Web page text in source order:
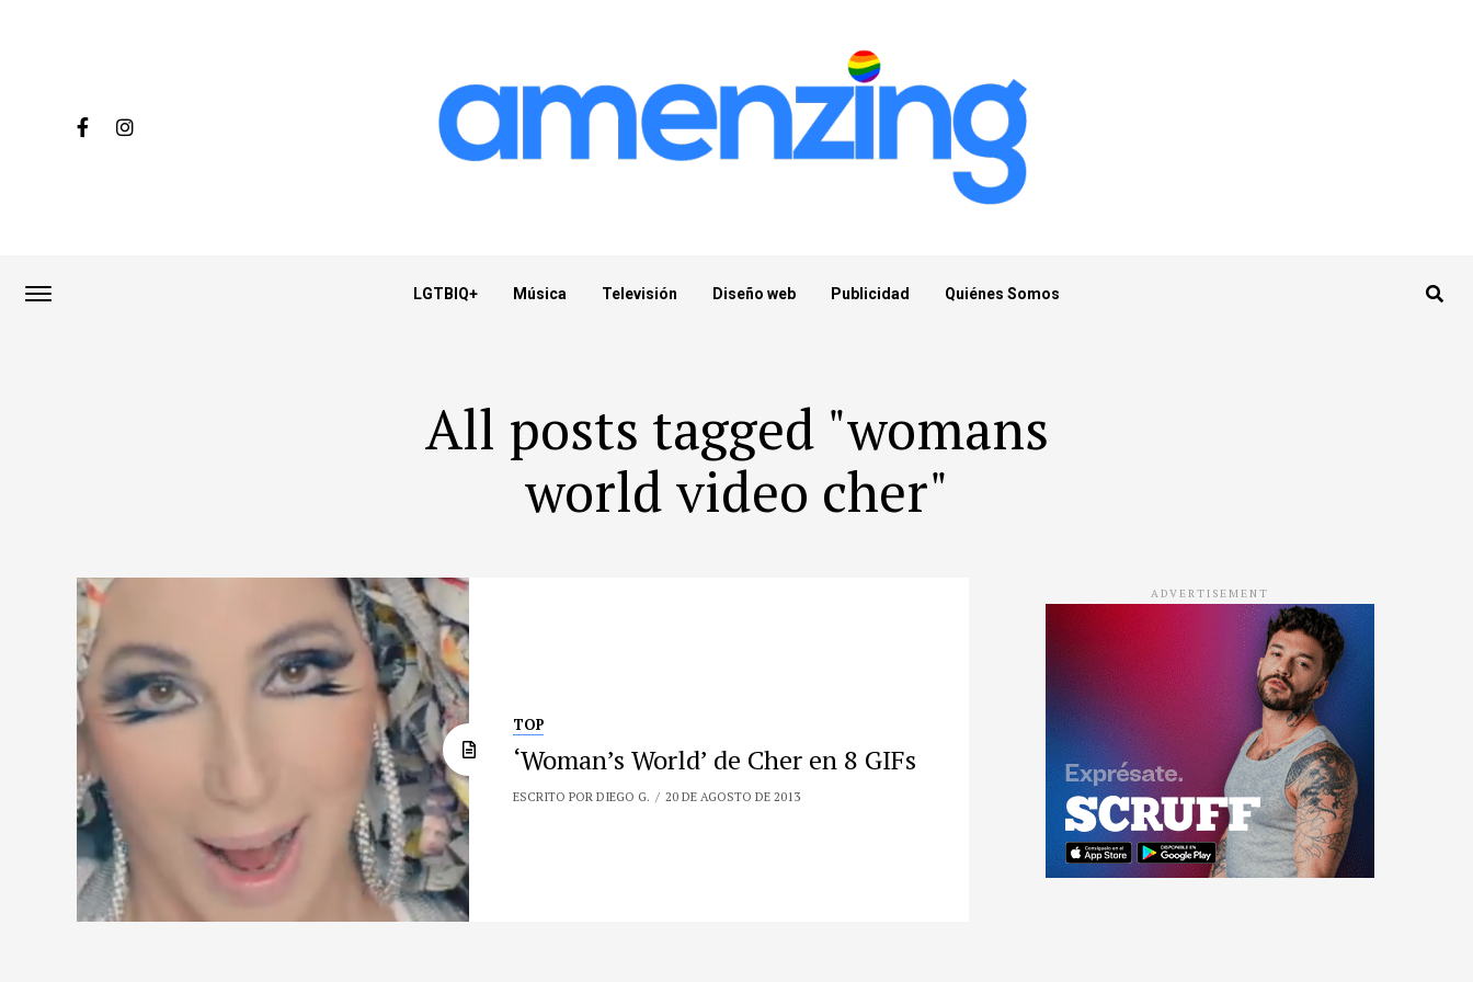
LGTBIQ+ Música Televisión Diseño web Publicidad Quiénes Somos
All posts tagged "womans
world video cher"
TOP
‘Woman’s World’ de Cher en 8 GIFs
ESCRITO POR DIEGO G. 20 DE AGOSTO DE 2013
ADVERTISEMENT